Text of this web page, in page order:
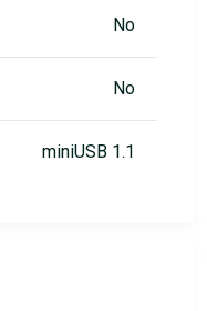
No
No
miniUSB 1.1